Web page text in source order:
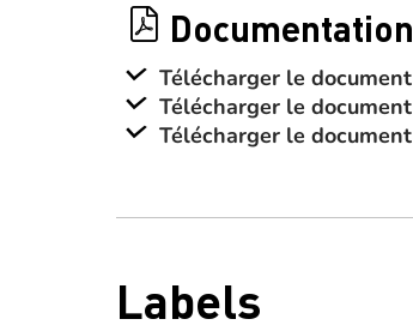
Documentation
Télécharger le document
Télécharger le document
Télécharger le document
Labels